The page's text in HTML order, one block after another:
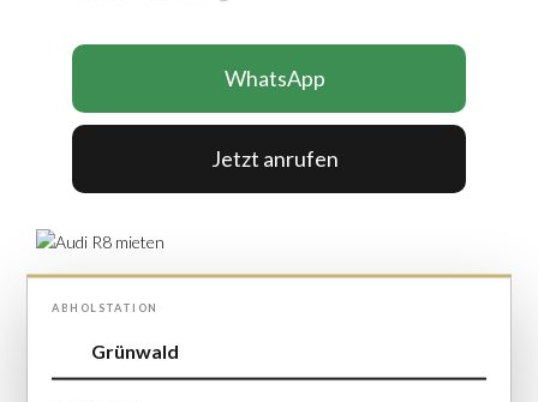
WhatsApp
Jetzt anrufen
ABHOLSTATION